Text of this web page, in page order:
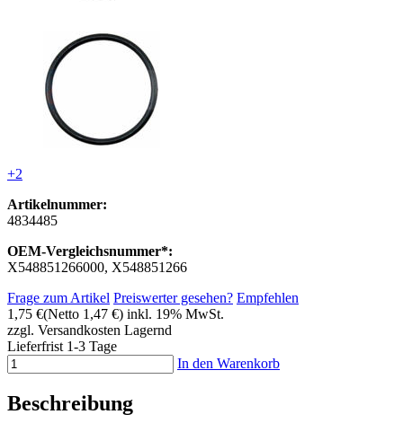
+2
Artikelnummer:
4834485
OEM-Vergleichsnummer*:
X548851266000, X548851266
Frage zum Artikel Preiswerter gesehen? Empfehlen
1,75 €(Netto 1,47 €) inkl. 19% MwSt.
zzgl. Versandkosten Lagernd
Lieferfrist 1-3 Tage
In den Warenkorb
Beschreibung